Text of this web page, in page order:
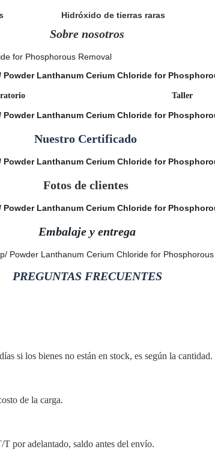
Hidróxido de tierras raras
Sobre nosotros
Taller
Nuestro Certificado
Fotos de clientes
Embalaje y entrega
PREGUNTAS FRECUENTES
si los bienes no están en stock, es según la cantidad.
de la carga.
por adelantado, saldo antes del envío.